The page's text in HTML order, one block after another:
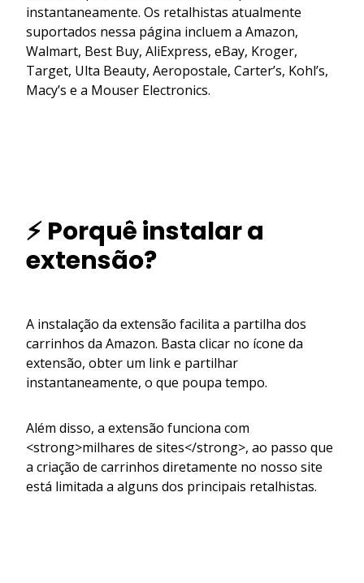
instantaneamente. Os retalhistas atualmente
suportados nessa página incluem a Amazon,
Walmart, Best Buy, AliExpress, eBay, Kroger,
Target, Ulta Beauty, Aeropostale, Carter’s, Kohl’s,
Macy’s e a Mouser Electronics.
⚡ Porquê instalar a
extensão?
A instalação da extensão facilita a partilha dos
carrinhos da Amazon. Basta clicar no ícone da
extensão, obter um link e partilhar
instantaneamente, o que poupa tempo.
Além disso, a extensão funciona com
<strong>milhares de sites</strong>, ao passo que
a criação de carrinhos diretamente no nosso site
está limitada a alguns dos principais retalhistas.